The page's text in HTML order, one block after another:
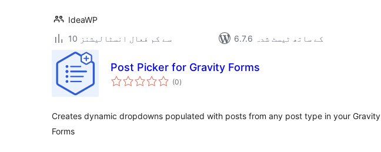
IdeaWP
10 سے کم فعال انسٹالیشنز
6.7.6 کے ساتھ ٹیسٹ شدہ
Post Picker for Gravity Forms
(0مجموعی
درجہ
)
Creates dynamic dropdowns populated with posts from any post type in your Gravity
Forms